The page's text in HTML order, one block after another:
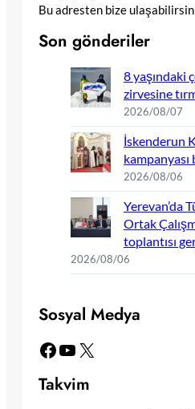
Bu adresten bize
Son gönderiler
8 yaşındaki
zirvesine
2026/08/07
İskenderun
kampanyası
2026/08/06
Yerevan’da
Ortak
toplantısı
2026/08/06
Sosyal Medya
Facebook YouTube X
Takvim